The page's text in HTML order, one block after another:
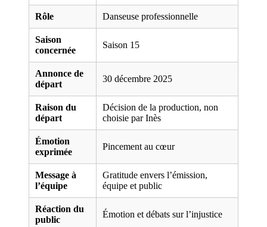
Rôle Danseuse professionnelle
Saison
concernée
Saison 15
Annonce de
départ
30 décembre 2025
Raison du
départ
Décision de la production, non
choisie par Inès
Émotion
exprimée
Pincement au cœur
Message à
l’équipe
Gratitude envers l’émission,
équipe et public
Réaction du
public
Émotion et débats sur l’injustice